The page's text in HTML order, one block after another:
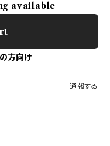
available
方向け
通報する